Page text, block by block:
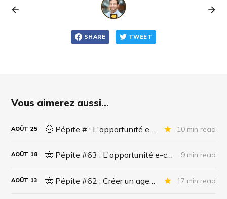
SHARE TWEET
Vous aimerez aussi...
AOÛT 25 10 min read
AOÛT 18 9 min read
AOÛT 13 17 min read